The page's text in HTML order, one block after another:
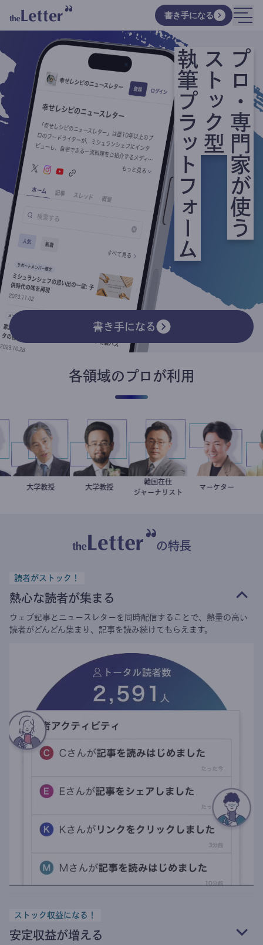
書き手になる
プロ・専門家が使う
ストック型
執筆プラットフォーム
書き手になる
各領域のプロが利用
加藤忠史
大学教授 金谷一朗
大学教授 徐台教
韓国在住
ジャーナリスト
室谷良平
マーケター
の特長
読者がストック！
熱心な読者が集まる
ウェブ記事とニュースレターを同時配信することで、熱量の高い
読者がどんどん集まり、記事を読み続けてもらえます。
ストック収益になる！
安定収益が増える